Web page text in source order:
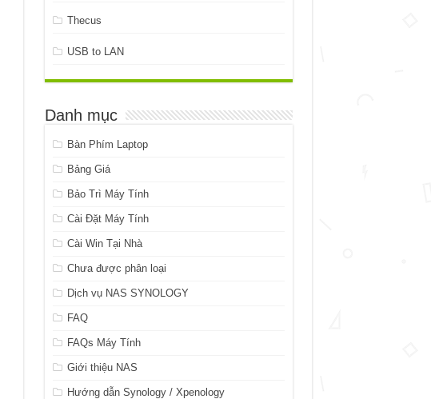
Thecus
USB to LAN
Danh mục
Bàn Phím Laptop
Bảng Giá
Bảo Trì Máy Tính
Cài Đặt Máy Tính
Cài Win Tại Nhà
Chưa được phân loại
Dịch vụ NAS SYNOLOGY
FAQ
FAQs Máy Tính
Giới thiệu NAS
Hướng dẫn Synology / Xpenology